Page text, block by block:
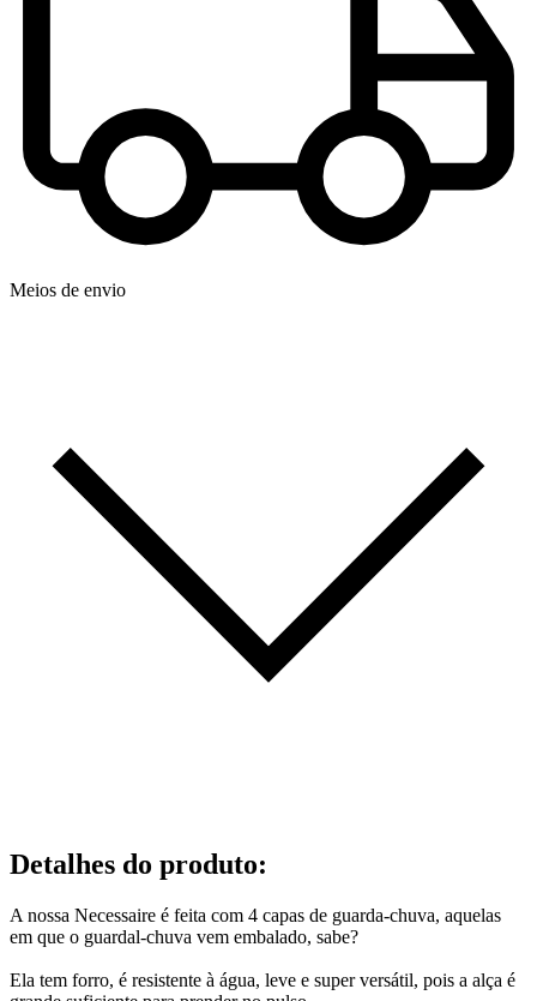
Meios de envio
Detalhes do produto:
A nossa Necessaire é feita com 4 capas de guarda-chuva, aquelas
em que o guardal-chuva vem embalado, sabe?
Ela tem forro, é resistente à água, leve e super versátil, pois a alça é